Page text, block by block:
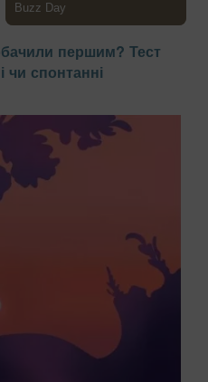
першим? Тест
чи спонтанні